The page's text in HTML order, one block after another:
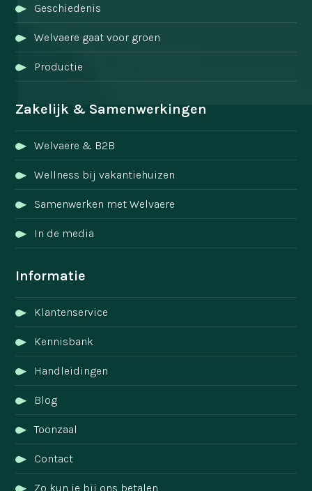
Geschiedenis
Welvaere gaat voor groen
Productie
Zakelijk & Samenwerkingen
Welvaere & B2B
Wellness bij vakantiehuizen
Samenwerken met Welvaere
In de media
Informatie
Klantenservice
Kennisbank
Handleidingen
Blog
Toonzaal
Contact
Zo kun je bij ons betalen